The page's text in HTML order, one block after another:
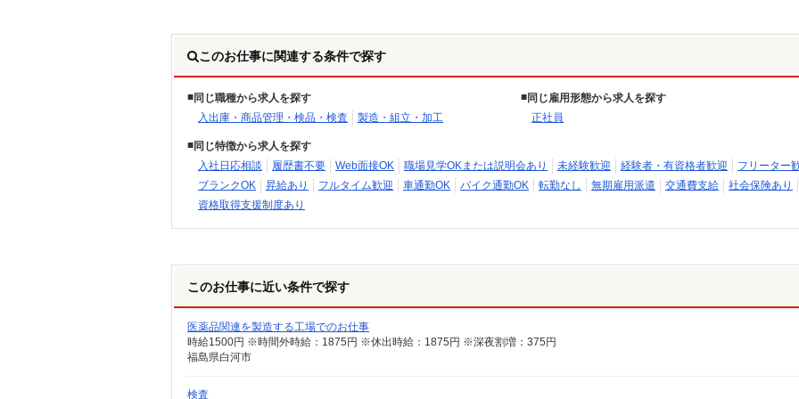
このお仕事に関連する条件で探す
同じ職種から求人を探す
入出庫・商品管理・検品・検査
製造・組立・加工
同じ雇用形態から求人を探す
正社員
同じ特徴から求人を探す
入社日応相談
履歴書不要 Web面接OK 職場見学OKまたは説明会あり 未経験歓迎 経験者・有資格者歓迎
フリーター
ブランクOK
昇給あり フルタイム歓迎 車通勤OK バイク通勤OK 転勤なし 無期雇用派遣 交通費支給
社会保険あり
資格取得支援制度あり
このお仕事に近い条件で探す
医薬品関連を製造する工場でのお仕事
時給1500円 ※時間外時給：1875円 ※休出時給：1875円 ※深夜割増：375円
福島県白河市
検査